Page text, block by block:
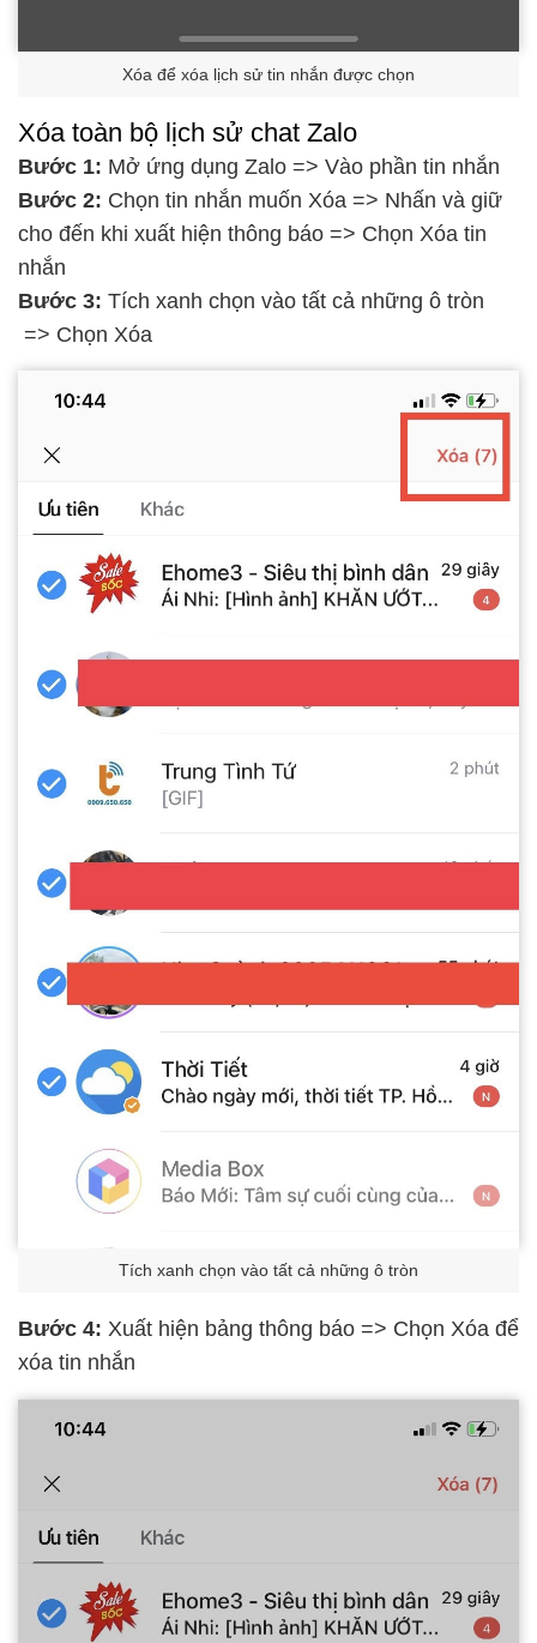
Xóa để xóa lịch sử tin nhắn được chọn
Xóa toàn bộ lịch sử chat Zalo
Bước 1: Mở ứng dụng Zalo => Vào phần tin nhắn
Bước 2: Chọn tin nhắn muốn Xóa => Nhấn và giữ
cho đến khi xuất hiện thông báo => Chọn Xóa tin
nhắn
Bước 3: Tích xanh chọn vào tất cả những ô tròn
=> Chọn Xóa
Tích xanh chọn vào tất cả những ô tròn
Bước 4: Xuất hiện bảng thông báo => Chọn Xóa để
xóa tin nhắn